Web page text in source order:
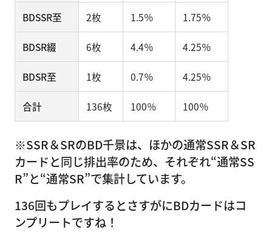
BDSSR至 2枚 1.5％ 1.75％
BDSR綴 6枚 4.4％ 4.25％
BDSR至 1枚 0.7％ 4.25％
合計 136枚 100％ 100％
※SSR＆SRのBD千景は、ほかの通常SSR＆SR
カードと同じ排出率のため、それぞれ“通常SS
R”と“通常SR”で集計しています。
136回もプレイするとさすがにBDカードはコ
ンプリートですね！